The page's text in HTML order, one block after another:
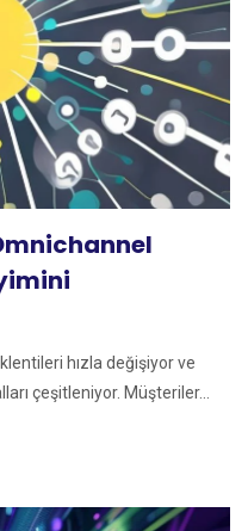
hızla değişiyor ve
çeşitleniyor. Müşteriler...